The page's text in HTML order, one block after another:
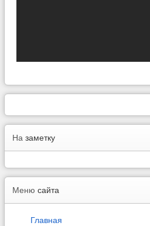
На заметку
Меню сайта
Главная